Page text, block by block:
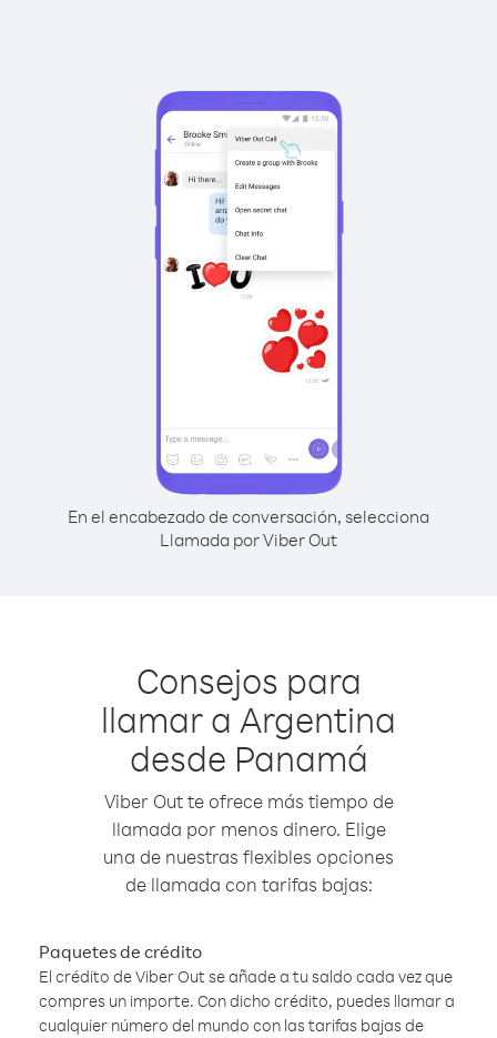
En el encabezado de conversación, selecciona
Llamada por Viber Out
Consejos para
llamar a Argentina
desde Panamá
Viber Out te ofrece más tiempo de
llamada por menos dinero. Elige
una de nuestras flexibles opciones
de llamada con tarifas bajas:
Paquetes de crédito
El crédito de Viber Out se añade a tu saldo cada vez que
compres un importe. Con dicho crédito, puedes llamar a
cualquier número del mundo con las tarifas bajas de